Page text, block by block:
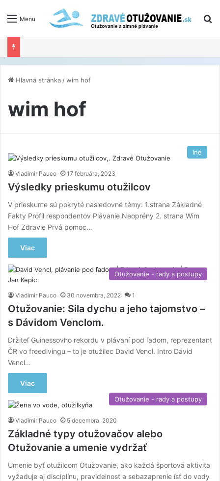
Menu
Hlavná stránka /wim hof
wim hof
Iné
Vladimir Pauco 17 februára, 2023
Výsledky prieskumu otužilcov
V prieskume sú pokryté nasledovné témy: 1.strana Základné
Fakty Profil respondentov Plávanie Neoprény 2. strana Wim
Hof Zdravie Prvá pomoc…
Viac
Otužovanie - rady a postupy
Vladimir Pauco 30 novembra, 2022 1
Otužovanie: Sila dychu a jeho tajomstvo –
s Dávidom Venclom.
Držiteľ Guinessovho rekordu v plávaní pod ľadom, reprezentant
ČR vo freedivingu – to je otužilec David Vencl. Intro Dávid
Vencl…
Viac
Otužovanie - rady a postupy
Vladimir Pauco 5 decembra, 2020
Základné typy otužovačov alebo
Otužovanie a umenie vydržať
Umenie byť otužilcom Otužovanie, ako každá športová aktivita
vyžaduje aj disciplínu, pravidelnosť a sebazaprenie ísť do vody